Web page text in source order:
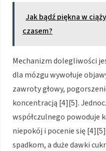
Jak bądź piękna w
czasem?
Mechanizm dolegliwości
dla mózgu wywołuje
zawroty głowy,
koncentracją [4][5].
współczulnego powoduje
niepokój i pocenie się
spadkom, a duże dawki